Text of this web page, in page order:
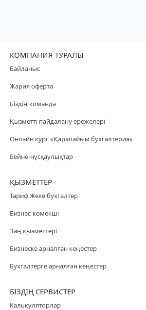
КОМПАНИЯ ТУРАЛЫ
Байланыс
Жария оферта
Біздің команда
Қызметті пайдалану ережелері
Онлайн курс «Қарапайым бухгалтерия»
Бейне-нұсқаулықтар
ҚЫЗМЕТТЕР
Тариф Жеке бухгалтер
Бизнес-көмекші
Заң қызметтері
Бизнеске арналған кеңестер
Бухгалтерге арналған кеңестер
БІЗДІҢ СЕРВИСТЕР
Калькуляторлар